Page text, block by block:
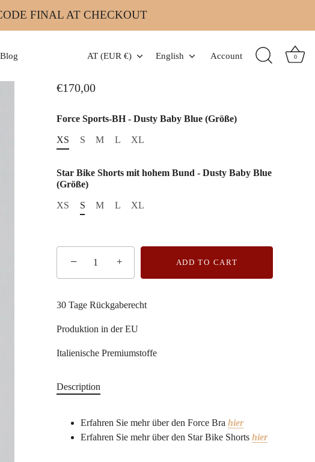
FINAL AT CHECKOUT
Blog Currency
AT (EUR €) Language
English Account 0
Dusty Baby Blue
€170,00
Force Sports-BH - Dusty Baby Blue (Größe)
XS S M L XL
Star Bike Shorts mit hohem Bund - Dusty Baby Blue
(Größe)
XS S M L XL
− + ADD TO CART
30 Tage Rückgaberecht
Produktion in der EU
Italienische Premiumstoffe
Description
Erfahren Sie mehr über den Force Bra hier
Erfahren Sie mehr über den Star Bike Shorts hier